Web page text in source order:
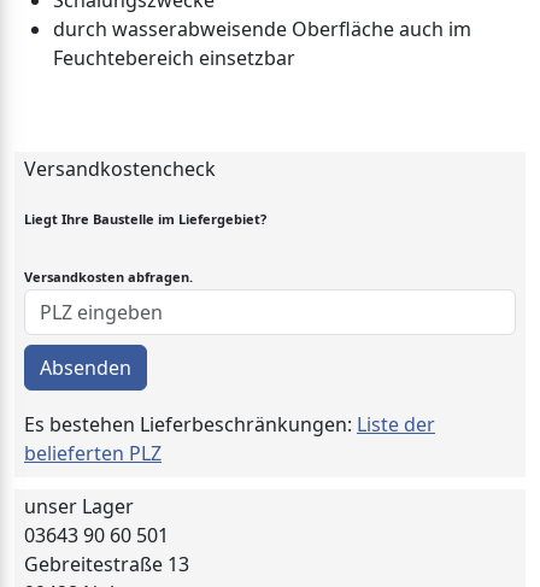
durch wasserabweisende Oberfläche auch im
Feuchtebereich einsetzbar
Versandkostencheck
Liegt Ihre Baustelle im Liefergebiet?
Versandkosten abfragen.
Absenden
Es bestehen Lieferbeschränkungen: Liste der
belieferten PLZ
unser Lager
03643 90 60 501
Gebreitestraße 13